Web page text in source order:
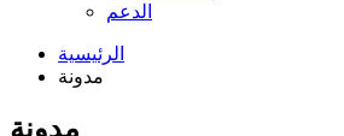
الدعم
الرئيسية
مدونة
مدونة